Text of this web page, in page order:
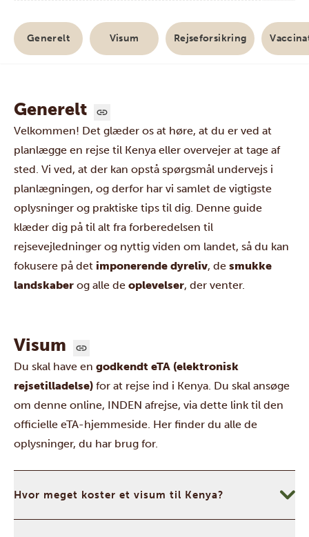
Generelt Visum Rejseforsikring
Generelt
Velkommen! Det glæder os at høre, at du er ved at
planlægge en rejse til Kenya eller overvejer at tage af
sted. Vi ved, at der kan opstå spørgsmål undervejs i
planlægningen, og derfor har vi samlet de vigtigste
oplysninger og praktiske tips til dig. Denne guide
klæder dig på til alt fra forberedelsen til
rejsevejledninger og nyttig viden om landet, så du kan
fokusere på det imponerende dyreliv, de smukke
landskaber og alle de oplevelser, der venter.
Visum
Du skal have en godkendt eTA (elektronisk
rejsetilladelse) for at rejse ind i Kenya. Du skal ansøge
om denne online, INDEN afrejse, via dette link til den
officielle eTA-hjemmeside. Her finder du alle de
oplysninger, du har brug for.
Hvor meget koster et visum til Kenya?